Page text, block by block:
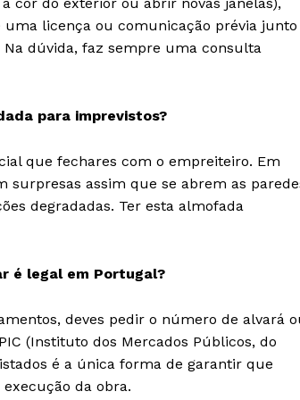
cor do exterior ou abrir novas janelas),
licença ou comunicação prévia junto
dúvida, faz sempre uma consulta
para imprevistos?
que fechares com o empreiteiro. Em
surpresas assim que se abrem as
degradadas. Ter esta almofada
é legal em Portugal?
deves pedir o número de alvará
(Instituto dos Mercados Públicos, do
é a única forma de garantir que
da obra.